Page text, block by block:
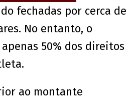
fechadas por cerca de
No entanto, o
50% dos direitos
ao montante